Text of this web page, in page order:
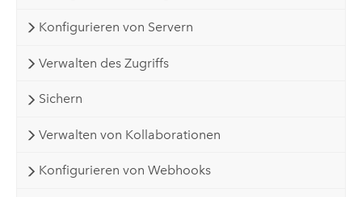
Konfigurieren von Servern
Verwalten des Zugriffs
Sichern
Verwalten von Kollaborationen
Konfigurieren von Webhooks